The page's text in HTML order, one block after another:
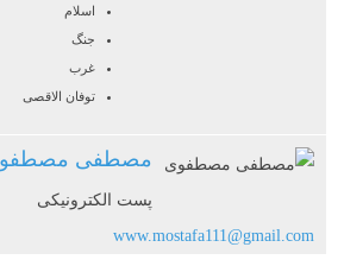
اسلام
جنگ
غرب
توفان الاقصی
مصطفی
پست الکترونیکی
www.mostafa111@gmail.com